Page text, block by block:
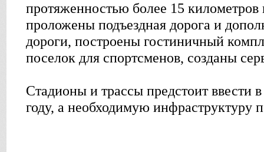
протяженностью более 15 километров
проложены подъездная дорога и
дороги, построены гостиничный
поселок для спортсменов, созданы
Стадионы и трассы предстоит ввести
году, а необходимую инфраструктуру